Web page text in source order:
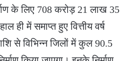
के लिए 708 करोड़ 21 लाख 35
ही में समाप्त हुए वित्तीय वर्ष
से विभिन्न जिलों में कुल 90.5